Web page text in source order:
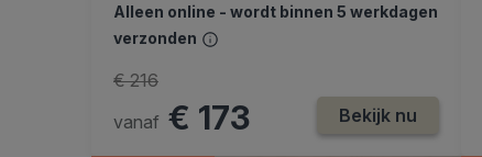
Alleen online - wordt binnen 5 werkdagen
verzonden
vanaf € 173
€ 216
Bekijk nu